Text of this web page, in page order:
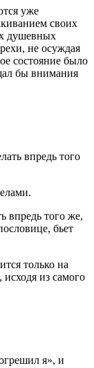
уже
своих
душевных
не осуждая
состояние было
бы внимания
впредь того
впредь того же,
бьет
только на
исходя из самого
я», и